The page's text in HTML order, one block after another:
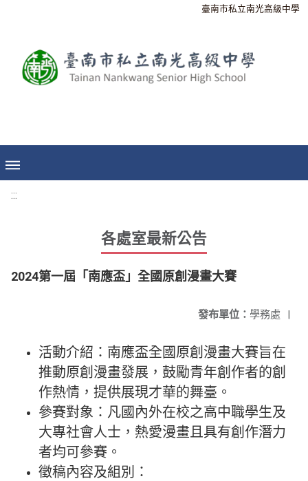
臺南市私立南光高級中學
:::
各處室最新公告
2024第一屆「南應盃」全國原創漫畫大賽
發布單位： 學務處 |
活動介紹：南應盃全國原創漫畫大賽旨在
推動原創漫畫發展，鼓勵青年創作者的創
作熱情，提供展現才華的舞臺。
參賽對象：凡國內外在校之高中職學生及
大專社會人士，熱愛漫畫且具有創作潛力
者均可參賽。
徵稿內容及組別：